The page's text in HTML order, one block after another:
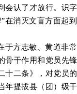
会认了才放行。识字
在消灭文盲方面起到
于方志敏、黄道非常
骨干作用和党员先锋
十二条》，对党员的
年提拔县（团）级干